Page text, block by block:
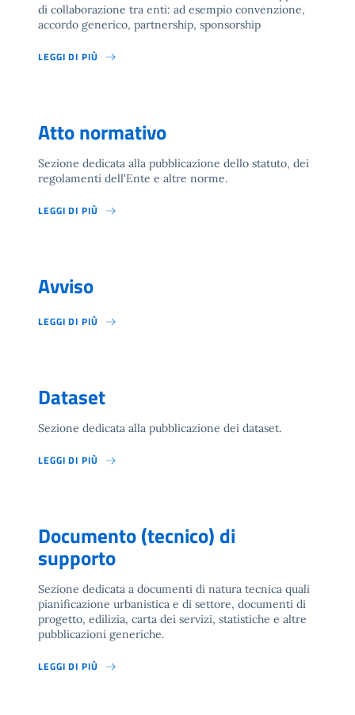
di collaborazione tra enti: ad esempio convenzione,
accordo generico, partnership, sponsorship
LEGGI DI PIÙ
Atto normativo
Sezione dedicata alla pubblicazione dello statuto, dei
regolamenti dell'Ente e altre norme.
LEGGI DI PIÙ
Avviso
LEGGI DI PIÙ
Dataset
Sezione dedicata alla pubblicazione dei dataset.
LEGGI DI PIÙ
Documento (tecnico) di
supporto
Sezione dedicata a documenti di natura tecnica quali
pianificazione urbanistica e di settore, documenti di
progetto, edilizia, carta dei servizi, statistiche e altre
pubblicazioni generiche.
LEGGI DI PIÙ